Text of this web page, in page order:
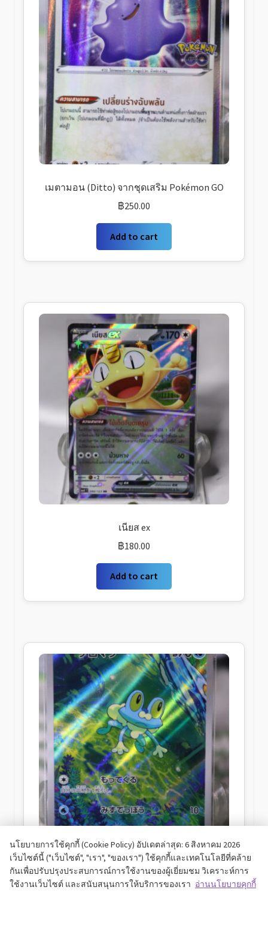
เมตามอน (Ditto) จากชุดเสริม Pokémon GO
฿250.00
Add to cart
เนียส ex
฿180.00
Add to cart
เคโรมัตซึ (ケロマツ) Froakie (AR)
฿200.00
นโยบายการใช้คุกกี้ (Cookie Policy) อัปเดตล่าสุด: 6 สิงหาคม 2026
เว็บไซต์นี้ ("เว็บไซต์", "เรา", "ของเรา") ใช้คุกกี้และเทคโนโลยีที่คล้าย
กันเพื่อปรับปรุงประสบการณ์การใช้งานของผู้เยี่ยมชม วิเคราะห์การ
ใช้งานเว็บไซต์ และสนับสนุนการให้บริการของเรา อ่านนโยบายคุกกี้